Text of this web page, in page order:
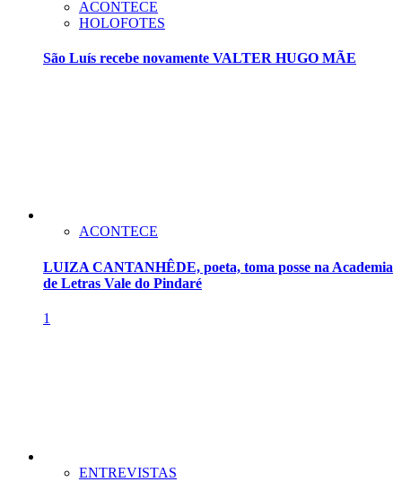
ACONTECE
HOLOFOTES
São Luís recebe novamente VALTER HUGO MÃE
ACONTECE
LUIZA CANTANHÊDE, poeta, toma posse na Academia
de Letras Vale do Pindaré
1
ENTREVISTAS